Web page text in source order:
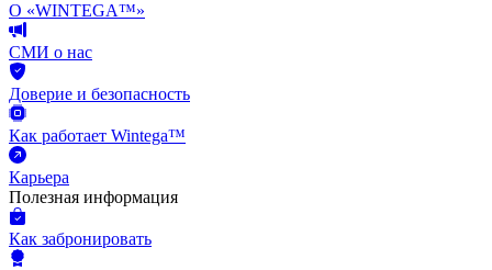
О «WINTEGA™»
СМИ о нас
Доверие и безопасность
Как работает Wintega™
Карьера
Полезная информация
Как забронировать